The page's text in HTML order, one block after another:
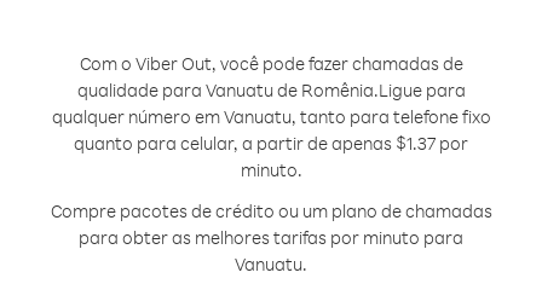
Com o Viber Out, você pode fazer chamadas de
qualidade para Vanuatu de Romênia.Ligue para
qualquer número em Vanuatu, tanto para telefone fixo
quanto para celular, a partir de apenas $1.37 por
minuto.
Compre pacotes de crédito ou um plano de chamadas
para obter as melhores tarifas por minuto para
Vanuatu.